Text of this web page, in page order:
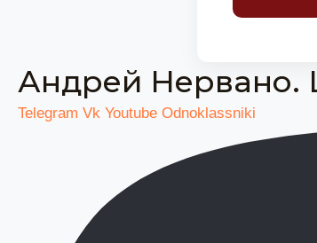
Андрей Нервано.
Telegram Vk Youtube Odnoklassniki